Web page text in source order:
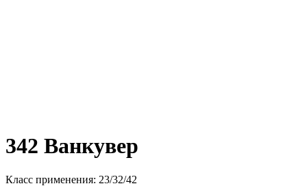
342 Ванкувер
Класс применения: 23/32/42